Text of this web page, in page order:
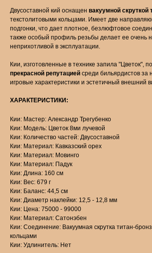
Двусоставной кий оснащен вакуумной скруткой
текстолитовыми кольцами. Имеет две
подгонки, что дает плотное, безлюфтовое
также особый профиль резьбы делает ее очень
неприхотливой в эксплуатации.
Кии, изготовленные в технике запила "Цветок",
прекрасной репутацией среди бильярдистов за
игровые характеристики и эстетичный внешний
ХАРАКТЕРИСТИКИ:
Кии: Мастер: Александр Трегубенко
Кии: Модель: Цветок 8ми лучевой
Кии: Количество частей: Двусоставной
Кии: Материал: Кавказский орех
Кии: Материал: Мовинго
Кии: Материал: Падук
Кии: Длина: 160 см
Кии: Вес: 679 г
Кии: Баланс: 44,5 см
Кии: Диаметр наклейки: 12,5 - 12,8 мм
Кии: Цена: 75000 - 99000
Кии: Материал: Сатонэбен
Кии: Соединение: Вакуумная скрутка титан-
кольцами
Кии: Удлинитель: Нет